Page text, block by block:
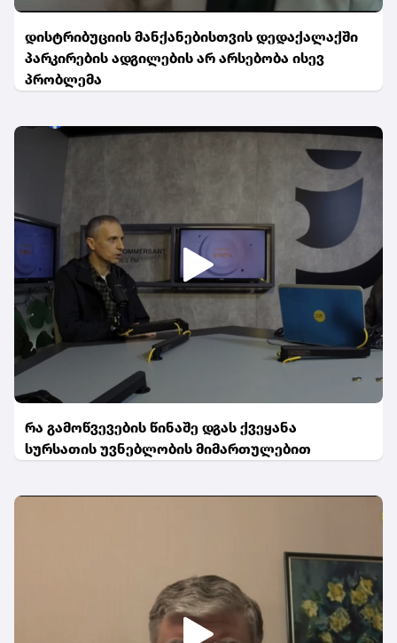
დისტრიბუციის მანქანებისთვის დედაქალაქში
პარკირების ადგილების არ არსებობა ისევ
პრობლემა
რა გამოწვევების წინაშე დგას ქვეყანა
სურსათის უვნებლობის მიმართულებით